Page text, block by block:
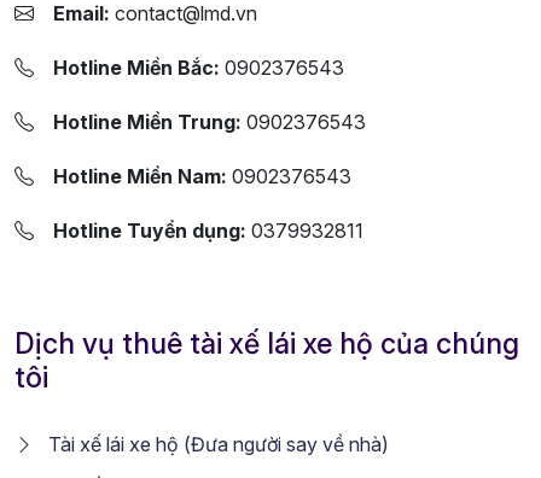
Email: contact@lmd.vn
Hotline Miền Bắc: 0902376543
Hotline Miền Trung: 0902376543
Hotline Miền Nam: 0902376543
Hotline Tuyển dụng: 0379932811
Dịch vụ thuê tài xế lái xe hộ của chúng
tôi
Tài xế lái xe hộ (Đưa người say về nhà)